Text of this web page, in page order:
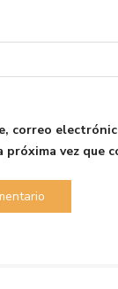
correo
próxima vez que